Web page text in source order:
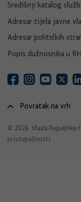
Središnji katalog
Adresar tijela javne
Adresar političkih
Popis dužnosnika u RH
Povratak na vrh
© 2026. Vlada Republike
pristupačnosti